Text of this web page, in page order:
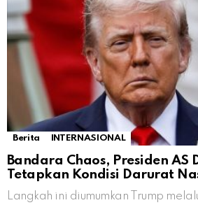
Berita INTERNASIONAL
Bandara Chaos, Presiden AS
Tetapkan Kondisi Darurat
Langkah ini diumumkan Trump